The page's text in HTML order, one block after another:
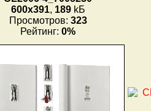
600x391, 189kБ
Просмотров: 323
Рейтинг: 0%